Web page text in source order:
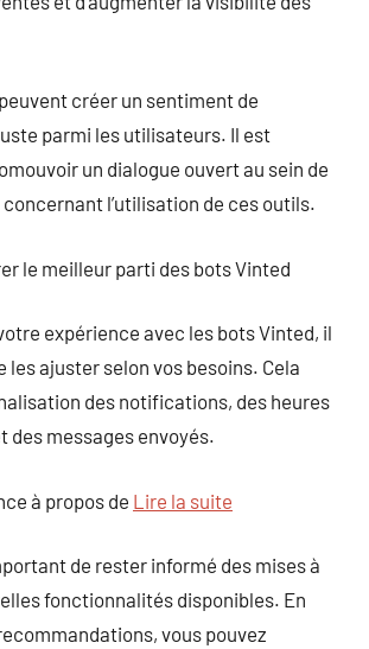
créer un sentiment de
parmi les utilisateurs. Il est
un dialogue ouvert au sein de
l’utilisation de ces outils.
le meilleur parti des bots Vinted
expérience avec les bots Vinted, il
les ajuster selon vos besoins. Cela
des notifications, des heures
des messages envoyés.
à propos de Lire la suite
de rester informé des mises à
fonctionnalités disponibles. En
vous pouvez